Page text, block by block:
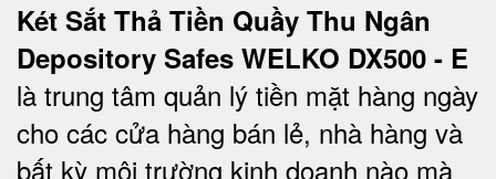
Két Sắt Thả Tiền Quầy Thu Ngân
Depository Safes WELKO DX500 - E
là trung tâm quản lý tiền mặt hàng ngày
cho các cửa hàng bán lẻ, nhà hàng và
bất kỳ môi trường kinh doanh nào mà